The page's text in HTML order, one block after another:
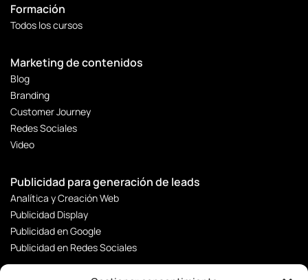
Formación
Todos los cursos
Marketing de contenidos
Blog
Branding
Customer Journey
Redes Sociales
Video
Publicidad para generación de leads
Analítica y Creación Web
Publicidad Display
Publicidad en Google
Publicidad en Redes Sociales